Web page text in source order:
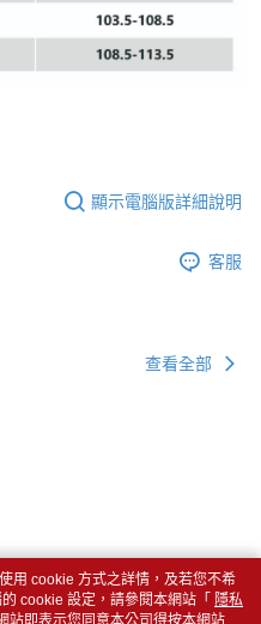
顯示電腦版詳細說明
客服
查看全部
用 cookie 方式之詳情，及若您不希
cookie 設定，請參閱本網站「 隱私
即表示您同意本公司得按本網站使